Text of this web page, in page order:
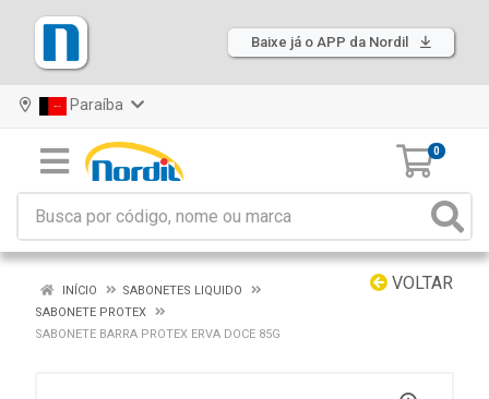
Baixe já o APP da Nordil
Paraíba
0
VOLTAR
INÍCIO
SABONETES LIQUIDO
SABONETE PROTEX
SABONETE BARRA PROTEX ERVA DOCE 85G